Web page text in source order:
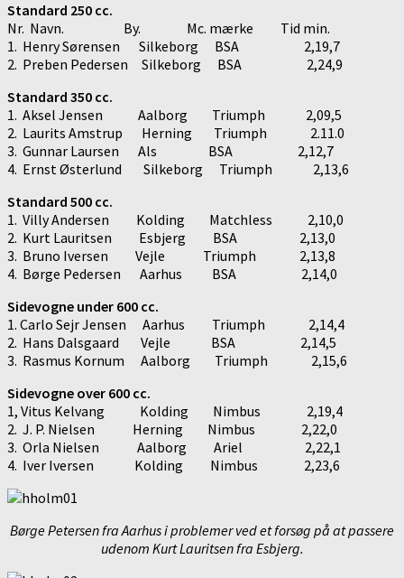
Standard 250 cc.
Nr. Navn. By. Mc. mærke Tid min.
1. Henry Sørensen Silkeborg BSA 2,19,7
2. Preben Pedersen Silkeborg BSA 2,24,9
Standard 350 cc.
1. Aksel Jensen Aalborg Triumph 2,09,5
2. Laurits Amstrup Herning Triumph 2.11.0
3. Gunnar Laursen Als BSA 2,12,7
4. Ernst Østerlund Silkeborg Triumph 2,13,6
Standard 500 cc.
1. Villy Andersen Kolding Matchless 2,10,0
2. Kurt Lauritsen Esbjerg BSA 2,13,0
3. Bruno Iversen Vejle Triumph 2,13,8
4. Børge Pedersen Aarhus BSA 2,14,0
Sidevogne under 600 cc.
1. Carlo Sejr Jensen Aarhus Triumph 2,14,4
2. Hans Dalsgaard Vejle BSA 2,14,5
3. Rasmus Kornum Aalborg Triumph 2,15,6
Sidevogne over 600 cc.
1, Vitus Kelvang Kolding Nimbus 2,19,4
2. J. P. Nielsen Herning Nimbus 2,22,0
3. Orla Nielsen Aalborg Ariel 2,22,1
4. Iver Iversen Kolding Nimbus 2,23,6
Børge Petersen fra Aarhus i problemer ved et forsøg på at passere
udenom Kurt Lauritsen fra Esbjerg.